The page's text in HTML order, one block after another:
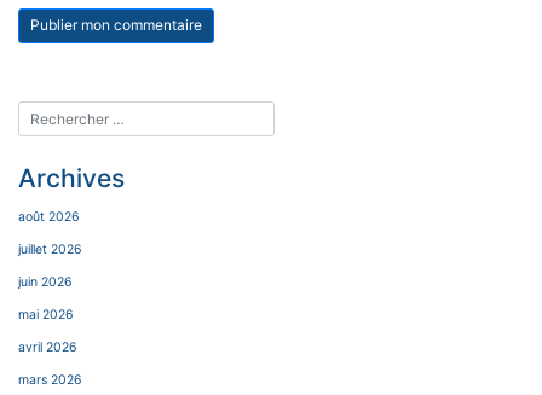
Archives
août 2026
juillet 2026
juin 2026
mai 2026
avril 2026
mars 2026